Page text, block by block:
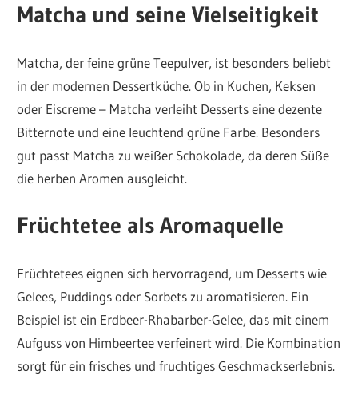
Matcha und seine Vielseitigkeit
Matcha, der feine grüne Teepulver, ist besonders beliebt
in der modernen Dessertküche. Ob in Kuchen, Keksen
oder Eiscreme – Matcha verleiht Desserts eine dezente
Bitternote und eine leuchtend grüne Farbe. Besonders
gut passt Matcha zu weißer Schokolade, da deren Süße
die herben Aromen ausgleicht.
Früchtetee als Aromaquelle
Früchtetees eignen sich hervorragend, um Desserts wie
Gelees, Puddings oder Sorbets zu aromatisieren. Ein
Beispiel ist ein Erdbeer-Rhabarber-Gelee, das mit einem
Aufguss von Himbeertee verfeinert wird. Die Kombination
sorgt für ein frisches und fruchtiges Geschmackserlebnis.